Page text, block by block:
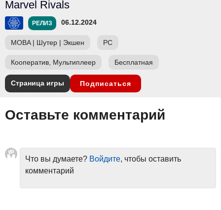
Marvel Rivals
РЕЛИЗ 06.12.2024
MOBA| Шутер | Экшен PC
Кооператив, Мультиплеер Бесплатная
Страница игры Подписаться
Оставьте комментарий
Что вы думаете? Войдите, чтобы оставить
комментарий